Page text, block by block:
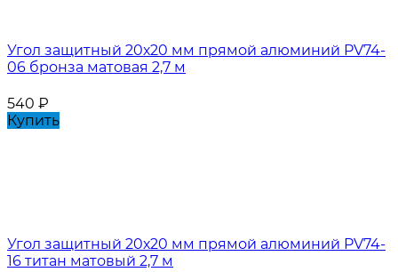
Угол защитный 20х20 мм прямой алюминий PV74-
06 бронза матовая 2,7 м
540 ₽
Купить
Угол защитный 20х20 мм прямой алюминий PV74-
16 титан матовый 2,7 м